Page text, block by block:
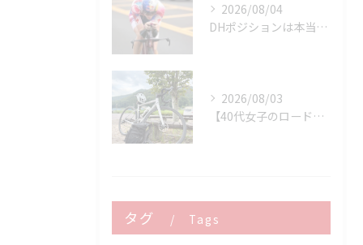
2026/08/04
DHポジションは本当に速いのか？ 速さを決めるのはDHバーではなく「維持できるポジション」です
2026/08/03
【40代女子のロードバイク日記 37】
タグ Tags